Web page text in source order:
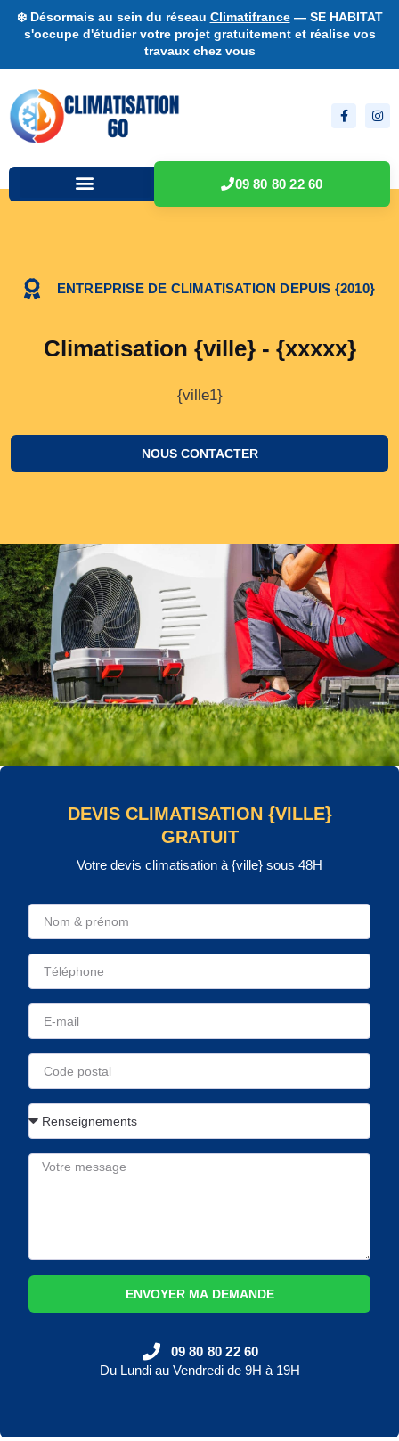
❄️ Désormais au sein du réseau Climatifrance— SE HABITAT
s'occupe d'étudier votre projet gratuitement et réalise vos
travaux chez vous
09 80 80 22 60
ENTREPRISE DE CLIMATISATION DEPUIS {2010}
Climatisation {ville} - {xxxxx}
{ville1}
NOUS CONTACTER
DEVIS CLIMATISATION {VILLE}
GRATUIT
Votre devis climatisation à {ville} sous 48H
ENVOYER MA DEMANDE
09 80 80 22 60
Du Lundi au Vendredi de 9H à 19H